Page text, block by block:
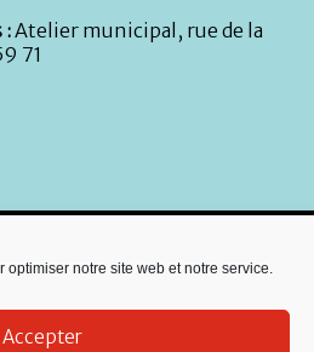
optimiser notre site web et notre service.
Accepter
:Atelier municipal, rue de la
71